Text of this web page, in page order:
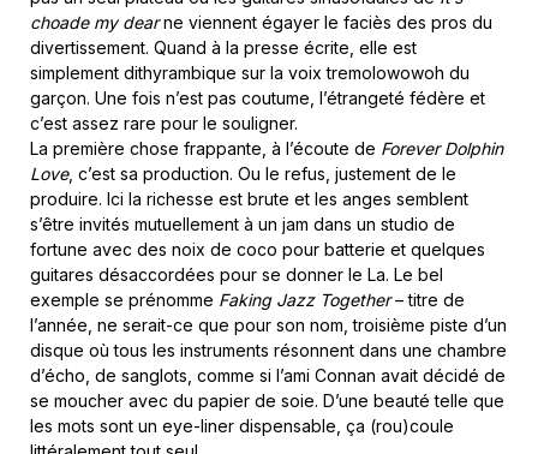
choade my dearne viennent égayer le faciès des pros du
divertissement. Quand à la presse écrite, elle est
simplement dithyrambique sur la voix tremolowowoh du
garçon. Une fois n’est pas coutume, l’étrangeté fédère et
c’est assez rare pour le souligner.
La première chose frappante, à l’écoute de Forever Dolphin
Love, c’est sa production. Ou le refus, justement de le
produire. Ici la richesse est brute et les anges semblent
s’être invités mutuellement à un jam dans un studio de
fortune avec des noix de coco pour batterie et quelques
guitares désaccordées pour se donner le La. Le bel
exemple se prénomme Faking Jazz Together– titre de
l’année, ne serait-ce que pour son nom, troisième piste d’un
disque où tous les instruments résonnent dans une chambre
d’écho, de sanglots, comme si l’ami Connan avait décidé de
se moucher avec du papier de soie. D’une beauté telle que
les mots sont un eye-liner dispensable, ça (rou)coule